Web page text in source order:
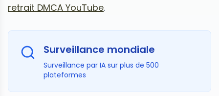
retrait DMCA YouTube.
Surveillance mondiale
Surveillance par IA sur plus de 500
plateformes